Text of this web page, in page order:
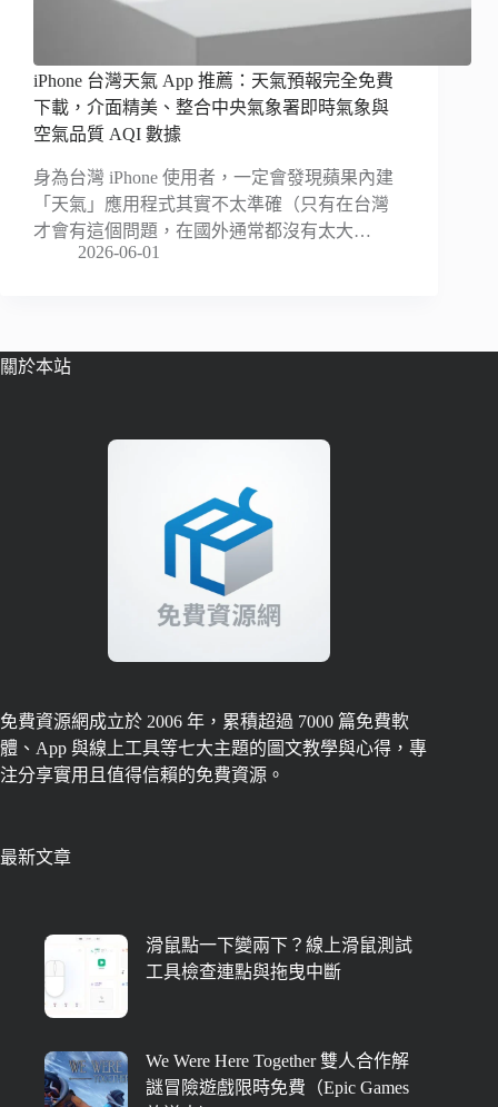
iPhone 台灣天氣 App 推薦：天氣預報完全免費
下載，介面精美、整合中央氣象署即時氣象與
空氣品質 AQI 數據
身為台灣 iPhone 使用者，一定會發現蘋果內建
「天氣」應用程式其實不太準確（只有在台灣
才會有這個問題，在國外通常都沒有太大…
2026-06-01
關於本站
免費資源網成立於 2006 年，累積超過 7000 篇免費軟
體、App 與線上工具等七大主題的圖文教學與心得，專
注分享實用且值得信賴的免費資源。
最新文章
滑鼠點一下變兩下？線上滑鼠測試
工具檢查連點與拖曳中斷
We Were Here Together 雙人合作解
謎冒險遊戲限時免費（Epic Games